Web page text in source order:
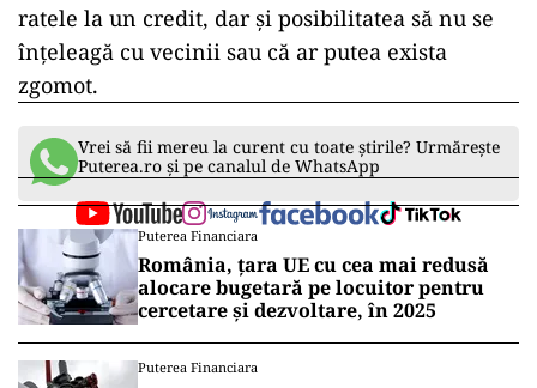
ratele la un credit, dar și posibilitatea să nu se
înțeleagă cu vecinii sau că ar putea exista
zgomot.
Vrei să fii mereu la curent cu toate știrile? Urmărește
Puterea.ro și pe canalul de WhatsApp
Puterea Financiara
România, țara UE cu cea mai redusă
alocare bugetară pe locuitor pentru
cercetare și dezvoltare, în 2025
Puterea Financiara